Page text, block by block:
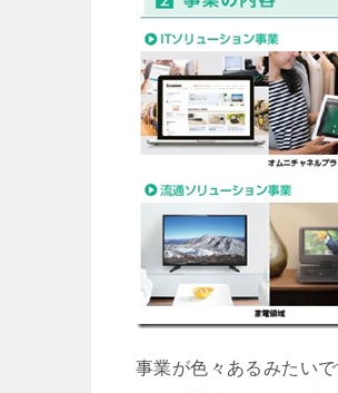
事業が色々あるみたい